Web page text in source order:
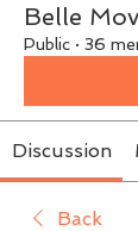
Belle
Public · 36
Discussion
Back